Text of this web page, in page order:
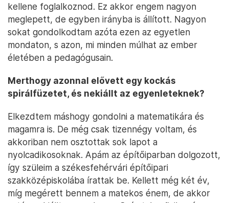
kellene foglalkoznod. Ez akkor engem nagyon
meglepett, de egyben irányba is állított. Nagyon
sokat gondolkodtam azóta ezen az egyetlen
mondaton, s azon, mi minden múlhat az ember
életében a pedagógusain.
Merthogy azonnal elővett egy kockás
spirálfüzetet, és nekiállt az egyenleteknek?
Elkezdtem máshogy gondolni a matematikára és
magamra is. De még csak tizennégy voltam, és
akkoriban nem osztottak sok lapot a
nyolcadikosoknak. Apám az építőiparban dolgozott,
így szüleim a székesfehérvári építőipari
szakközépiskolába írattak be. Kellett még két év,
míg megérett bennem a matekos énem, de akkor